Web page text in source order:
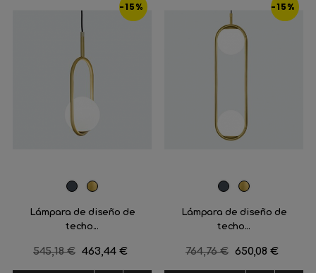
-15%
NegroLatón
Lámpara de diseño de
techo...
Precio
545,18 € Precio
463,44 €
-15%
NegroLatón
Lámpara de diseño de
techo...
Precio
764,76 € Precio
650,08 €